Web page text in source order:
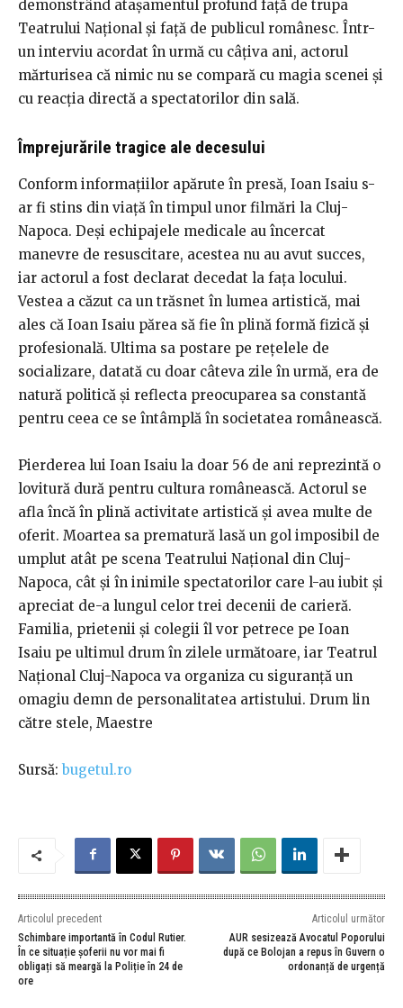
demonstrând atașamentul profund față de trupa
Teatrului Național și față de publicul românesc. Într-
un interviu acordat în urmă cu câțiva ani, actorul
mărturisea că nimic nu se compară cu magia scenei și
cu reacția directă a spectatorilor din sală.
Împrejurările tragice ale decesului
Conform informațiilor apărute în presă, Ioan Isaiu s-
ar fi stins din viață în timpul unor filmări la Cluj-
Napoca. Deși echipajele medicale au încercat
manevre de resuscitare, acestea nu au avut succes,
iar actorul a fost declarat decedat la fața locului.
Vestea a căzut ca un trăsnet în lumea artistică, mai
ales că Ioan Isaiu părea să fie în plină formă fizică și
profesională. Ultima sa postare pe rețelele de
socializare, datată cu doar câteva zile în urmă, era de
natură politică și reflecta preocuparea sa constantă
pentru ceea ce se întâmplă în societatea românească.
Pierderea lui Ioan Isaiu la doar 56 de ani reprezintă o
lovitură dură pentru cultura românească. Actorul se
afla încă în plină activitate artistică și avea multe de
oferit. Moartea sa prematură lasă un gol imposibil de
umplut atât pe scena Teatrului Național din Cluj-
Napoca, cât și în inimile spectatorilor care l-au iubit și
apreciat de-a lungul celor trei decenii de carieră.
Familia, prietenii și colegii îl vor petrece pe Ioan
Isaiu pe ultimul drum în zilele următoare, iar Teatrul
Național Cluj-Napoca va organiza cu siguranță un
omagiu demn de personalitatea artistului. Drum lin
către stele, Maestre
Sursă:bugetul.ro
Articolul precedent
Schimbare importantă în Codul Rutier.
În ce situație șoferii nu vor mai fi
obligați să meargă la Poliție în 24 de
ore
Articolul următor
AUR sesizează Avocatul Poporului
după ce Bolojan a repus în Guvern o
ordonanță de urgență